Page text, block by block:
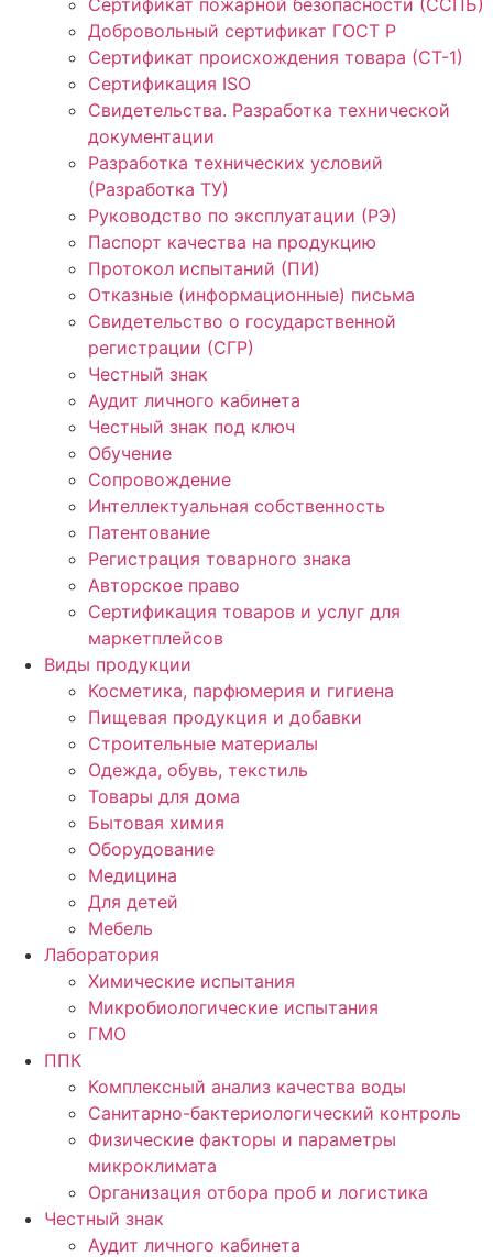
Сертификат пожарной безопасности (ССПБ)
Добровольный сертификат ГОСТ Р
Сертификат происхождения товара (СТ-1)
Сертификация ISO
Свидетельства. Разработка технической
документации
Разработка технических условий
(Разработка ТУ)
Руководство по эксплуатации (РЭ)
Паспорт качества на продукцию
Протокол испытаний (ПИ)
Отказные (информационные) письма
Свидетельство о государственной
регистрации (СГР)
Честный знак
Аудит личного кабинета
Честный знак под ключ
Обучение
Сопровождение
Интеллектуальная собственность
Патентование
Регистрация товарного знака
Авторское право
Сертификация товаров и услуг для
маркетплейсов
Виды продукции
Косметика, парфюмерия и гигиена
Пищевая продукция и добавки
Строительные материалы
Одежда, обувь, текстиль
Товары для дома
Бытовая химия
Оборудование
Медицина
Для детей
Мебель
Лаборатория
Химические испытания
Микробиологические испытания
ГМО
ППК
Комплексный анализ качества воды
Санитарно-бактериологический контроль
Физические факторы и параметры
микроклимата
Организация отбора проб и логистика
Честный знак
Аудит личного кабинета